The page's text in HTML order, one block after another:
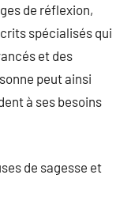
de réflexion,
spécialisés qui
et des
peut ainsi
à ses besoins
de sagesse et